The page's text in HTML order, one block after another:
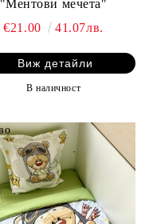
"Ментови мечета"
€21.00
41.07лв.
Виж детайли
В наличност